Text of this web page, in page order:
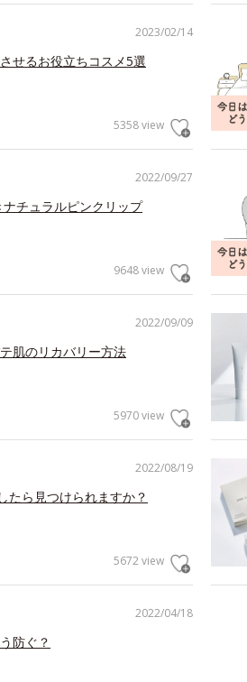
2023/02/14
せるお役立ちコスメ5選
5358 view
2022/09/27
チュラルピンクリップ
9648 view
2022/09/09
肌のリカバリー方法
5970 view
2022/08/19
たら見つけられますか？
5672 view
2022/04/18
防ぐ？